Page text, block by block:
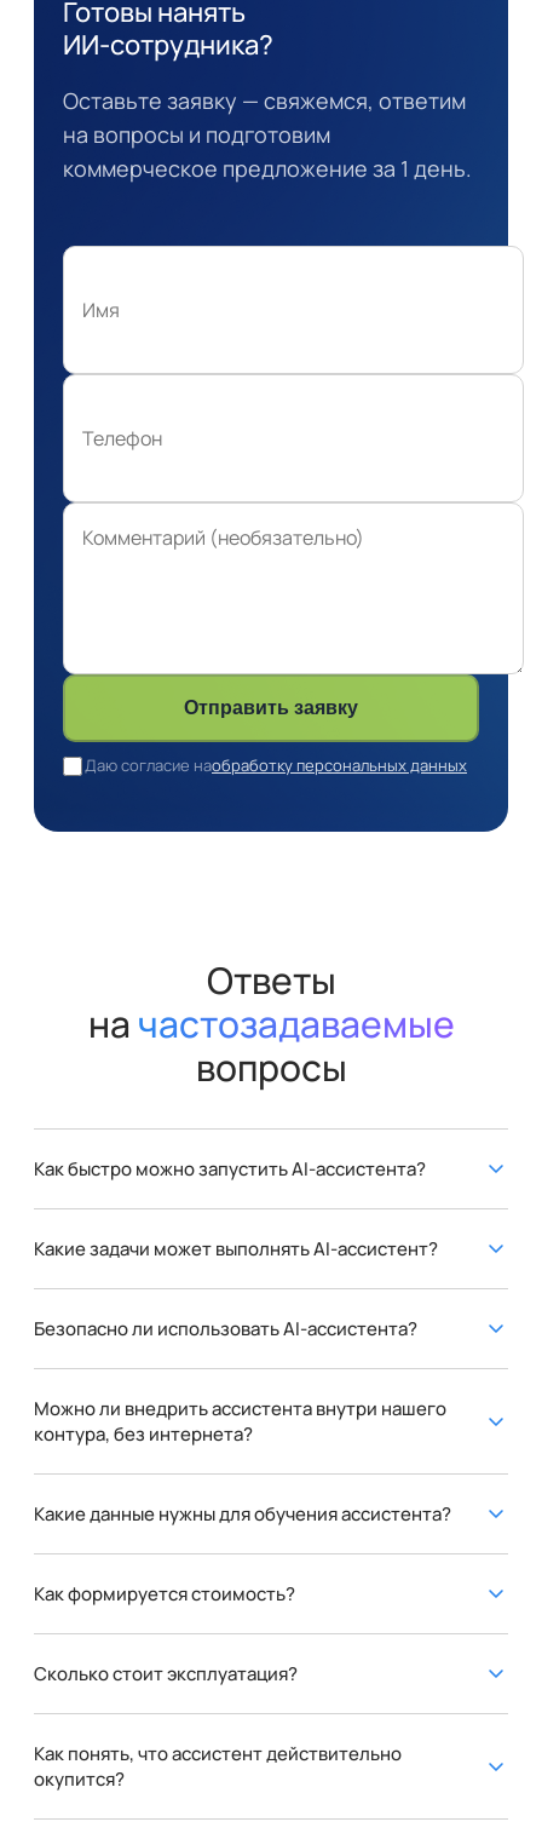
Готовы нанять
ИИ-сотрудника?
Оставьте заявку — свяжемся, ответим
на вопросы и подготовим
коммерческое предложение за 1 день.
Отправить заявку
Даю согласие наобработку персональных данных
Ответы
на частозадаваемые
вопросы
Как быстро можно запустить AI-ассистента?
Какие задачи может выполнять AI-ассистент?
Безопасно ли использовать AI-ассистента?
Можно ли внедрить ассистента внутри нашего
контура, без интернета?
Какие данные нужны для обучения ассистента?
Как формируется стоимость?
Сколько стоит эксплуатация?
Как понять, что ассистент действительно
окупится?